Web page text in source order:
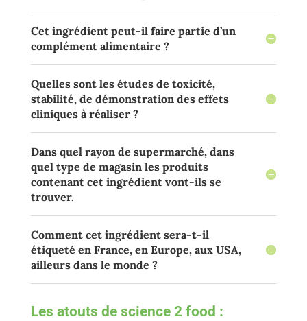
Cet ingrédient peut-il faire partie d’un
complément alimentaire ?
Quelles sont les études de toxicité,
stabilité, de démonstration des effets
cliniques à réaliser ?
Dans quel rayon de supermarché, dans
quel type de magasin les produits
contenant cet ingrédient vont-ils se
trouver.
Comment cet ingrédient sera-t-il
étiqueté en France, en Europe, aux USA,
ailleurs dans le monde ?
Les atouts de science 2 food :